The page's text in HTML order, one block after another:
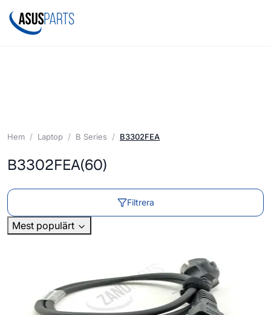
Hem Laptop B Series B3302FEA
B3302FEA(60)
Filtrera
Mest populärt